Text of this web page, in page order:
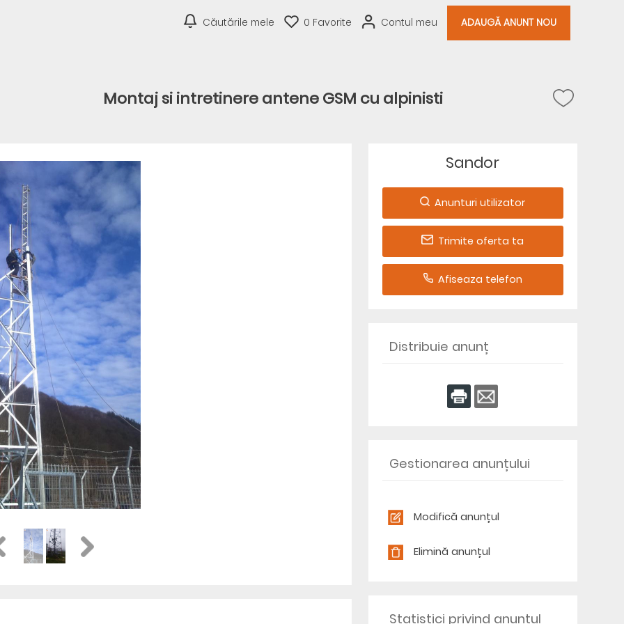
Căutările mele 0 Favorite Contul meu ADAUGĂ ANUNT NOU
Montaj si intretinere antene GSM cu alpinisti
Sandor
Anunturi utilizator
Trimite oferta ta
Afiseaza telefon
Distribuie anunț
Gestionarea anunțului
Modifică anunțul
Elimină anunțul
Statistici privind anunțul